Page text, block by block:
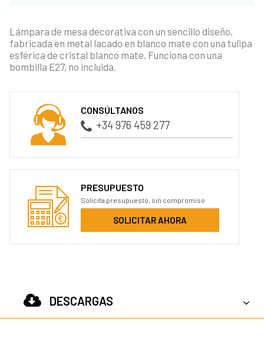
Lámpara de mesa decorativa con un sencillo diseño,
fabricada en metal lacado en blanco mate con una tulipa
esférica de cristal blanco mate. Funciona con una
bombilla E27, no incluida.
CONSÚLTANOS
+34 976 459 277
PRESUPUESTO
Solicita presupuesto, sin compromiso
SOLICITAR AHORA
DESCARGAS